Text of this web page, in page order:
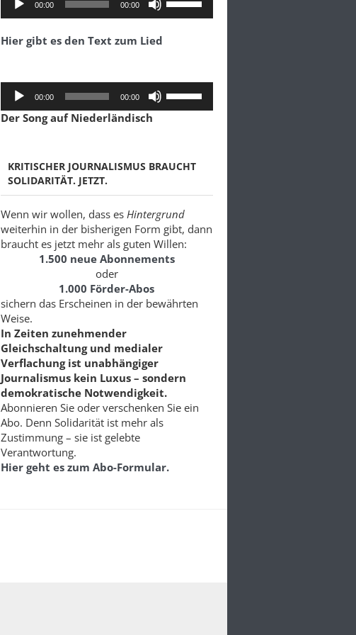
Player
00:00 00:00
zu
regeln.
Hier gibt es den Text zum Lied
Audio-
Player
00:00 00:00
Lautstärke
regeln.
Der Song auf Niederländisch
KRITISCHER JOURNALISMUS BRAUCHT
SOLIDARITÄT. JETZT.
Wenn wir wollen, dass es Hintergrund
weiterhin in der bisherigen Form gibt, dann
braucht es jetzt mehr als guten Willen:
1.500 neue Abonnements
oder
1.000 Förder-Abos
sichern das Erscheinen in der bewährten
Weise.
In Zeiten zunehmender
Gleichschaltung und medialer
Verflachung ist unabhängiger
Journalismus kein Luxus – sondern
demokratische Notwendigkeit.
Abonnieren Sie oder verschenken Sie ein
Abo. Denn Solidarität ist mehr als
Zustimmung – sie ist gelebte
Verantwortung.
Hier geht es zum Abo-Formular.